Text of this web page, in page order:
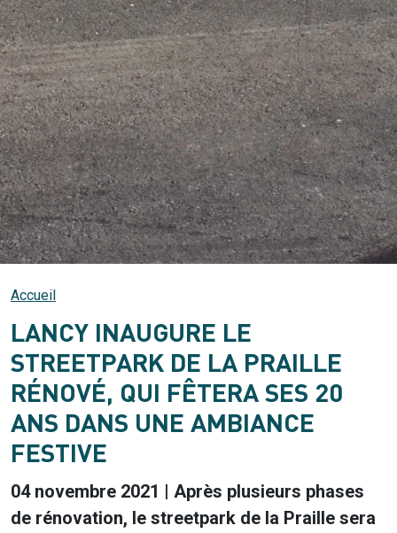
Accueil
LANCY INAUGURE LE
STREETPARK DE LA PRAILLE
RÉNOVÉ, QUI FÊTERA SES 20
ANS DANS UNE AMBIANCE
FESTIVE
04 novembre 2021 | Après plusieurs phases
de rénovation, le streetpark de la Praille sera